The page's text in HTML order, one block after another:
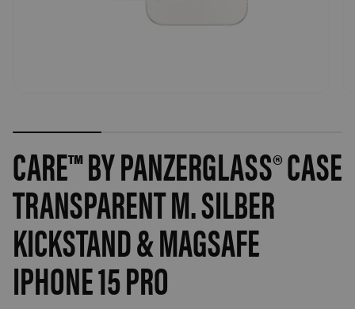
CARE™ BY PANZERGLASS® CASE
TRANSPARENT M. SILBER
KICKSTAND & MAGSAFE
IPHONE 15 PRO